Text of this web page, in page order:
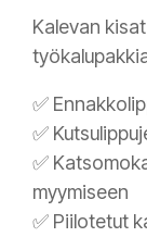
Kalevan
✅
✅
✅
myymiseen
✅ Piilotetut